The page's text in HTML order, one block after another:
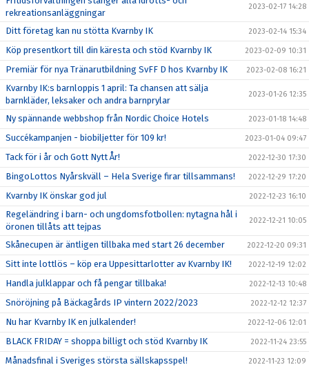
rekreationsanläggningar
2023-02-17 14:28
Ditt företag kan nu stötta Kvarnby IK 2023-02-14 15:34
Köp presentkort till din käresta och stöd Kvarnby IK 2023-02-09 10:31
Premiär för nya Tränarutbildning SvFF D hos Kvarnby IK 2023-02-08 16:21
Kvarnby IK:s barnloppis 1 april: Ta chansen att sälja
barnkläder, leksaker och andra barnprylar
2023-01-26 12:35
Ny spännande webbshop från Nordic Choice Hotels 2023-01-18 14:48
Succékampanjen - biobiljetter för 109 kr! 2023-01-04 09:47
Tack för i år och Gott Nytt År! 2022-12-30 17:30
BingoLottos Nyårskväll – Hela Sverige firar tillsammans! 2022-12-29 17:20
Kvarnby IK önskar god jul 2022-12-23 16:10
Regeländring i barn- och ungdomsfotbollen: nytagna hål i
öronen tillåts att tejpas
2022-12-21 10:05
Skånecupen är äntligen tillbaka med start 26 december 2022-12-20 09:31
Sitt inte lottlös – köp era Uppesittarlotter av Kvarnby IK! 2022-12-19 12:02
Handla julklappar och få pengar tillbaka! 2022-12-13 10:48
Snöröjning på Bäckagårds IP vintern 2022/2023 2022-12-12 12:37
Nu har Kvarnby IK en julkalender! 2022-12-06 12:01
BLACK FRIDAY = shoppa billigt och stöd Kvarnby IK 2022-11-24 23:55
Månadsfinal i Sveriges största sällskapsspel! 2022-11-23 12:09